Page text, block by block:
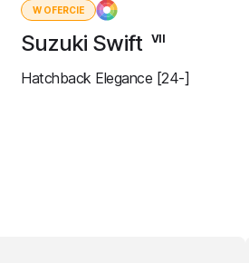
W OFERCIE
Suzuki Swift VII
Hatchback Elegance [24-]